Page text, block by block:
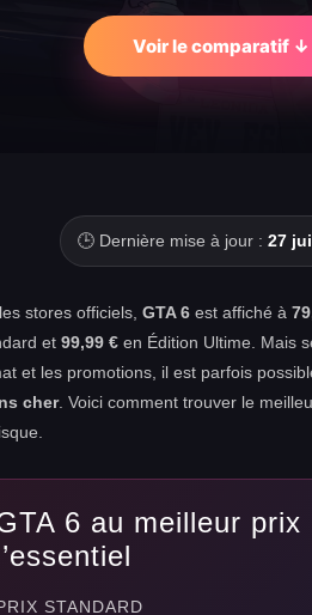
Voir le comparatif ↓
🕒 Dernière mise à jour : 27
stores officiels,GTA 6 est affiché à
et99,99 € en Édition Ultime. Mais
et les promotions, il est parfois
cher. Voici comment trouver le
6 au meilleur prix
STANDARD